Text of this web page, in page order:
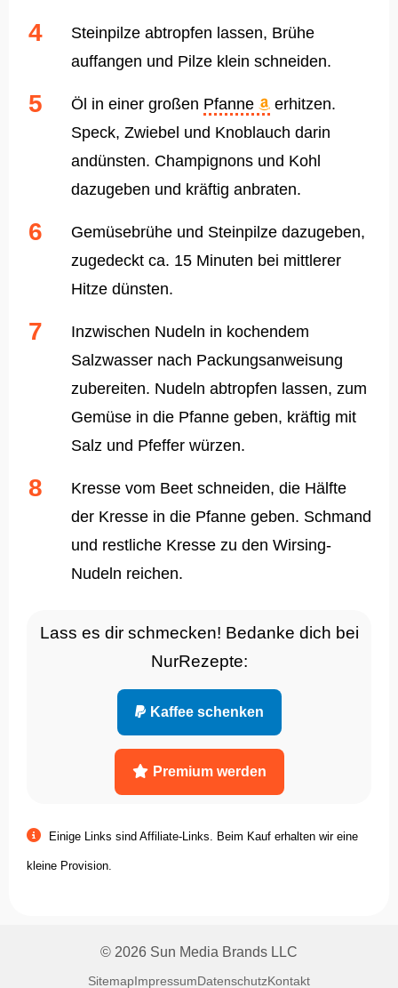
Steinpilze abtropfen lassen, Brühe
auffangen und Pilze klein schneiden.
Öl in einer großen Pfanne
erhitzen.
Speck, Zwiebel und Knoblauch darin
andünsten. Champignons und Kohl
dazugeben und kräftig anbraten.
Gemüsebrühe und Steinpilze dazugeben,
zugedeckt ca. 15 Minuten bei mittlerer
Hitze dünsten.
Inzwischen Nudeln in kochendem
Salzwasser nach Packungsanweisung
zubereiten. Nudeln abtropfen lassen, zum
Gemüse in die Pfanne geben, kräftig mit
Salz und Pfeffer würzen.
Kresse vom Beet schneiden, die Hälfte
der Kresse in die Pfanne geben. Schmand
und restliche Kresse zu den Wirsing-
Nudeln reichen.
Lass es dir schmecken! Bedanke dich bei
NurRezepte:
Kaffee schenken
Premium werden
Einige Links sind Affiliate-Links. Beim Kauf erhalten wir eine
kleine Provision.
© 2026 Sun Media Brands LLC
SitemapImpressumDatenschutzKontakt